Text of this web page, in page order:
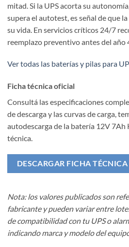
mitad. Si la UPS acorta su
supera el autotest, es señal de que
su vida. En servicios críticos 24/7
reemplazo preventivo antes del año
Ver todas las baterías y pilas para
Ficha técnica oficial
Consultá las especificaciones
de descarga y las curvas de carga,
autodescarga de la batería 12V 7Ah
técnica.
DESCARGAR FICHA
Nota: los valores publicados son
fabricante y pueden variar entre
de compatibilidad con tu UPS o
indicando marca y modelo del